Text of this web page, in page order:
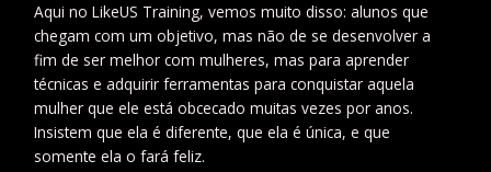
Aqui no LikeUS Training, vemos muito disso: alunos que
chegam com um objetivo, mas não de se desenvolver a
fim de ser melhor com mulheres, mas para aprender
técnicas e adquirir ferramentas para conquistar aquela
mulher que ele está obcecado muitas vezes por anos.
Insistem que ela é diferente, que ela é única, e que
somente ela o fará feliz.